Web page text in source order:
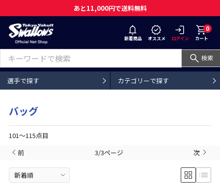
あと11,000円で送料無料
新着商品 オススメ ログイン
0
カート
検索
選手で探す カテゴリーで探す
バッグ
101〜115点目
前
3/3ページ 次